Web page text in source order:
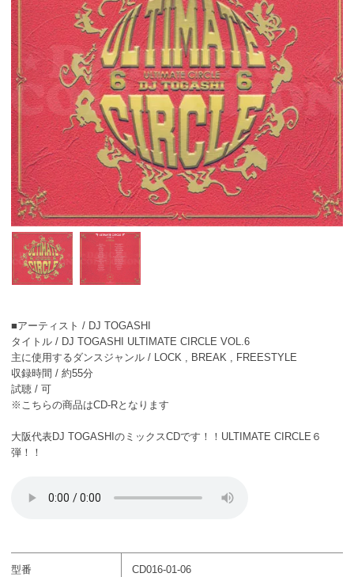
■アーティスト / DJ TOGASHI
タイトル / DJ TOGASHI ULTIMATE CIRCLE VOL.6
主に使用するダンスジャンル / LOCK , BREAK , FREESTYLE
収録時間 / 約55分
試聴 / 可
※こちらの商品はCD-Rとなります
大阪代表DJ TOGASHIのミックスCDです！！ULTIMATE CIRCLE６
弾！！
型番 CD016-01-06